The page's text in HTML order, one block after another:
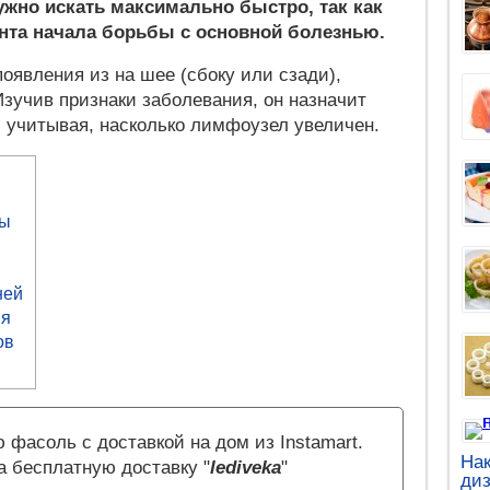
искать максимально быстро, так как
начала борьбы с основной болезнью.
из на шее (сбоку или сзади),
признаки заболевания, он назначит
насколько лимфоузел увеличен.
фасоль с доставкой на дом из Instamart.
бесплатную доставку "lediveka"